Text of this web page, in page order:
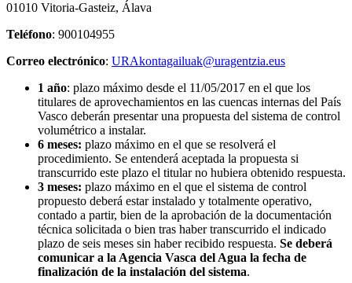
01010 Vitoria-Gasteiz, Álava
Teléfono: 900104955
Correo electrónico: URAkontagailuak@uragentzia.eus
1 año: plazo máximo desde el 11/05/2017 en el que los
titulares de aprovechamientos en las cuencas internas del País
Vasco deberán presentar una propuesta del sistema de control
volumétrico a instalar.
6 meses: plazo máximo en el que se resolverá el
procedimiento. Se entenderá aceptada la propuesta si
transcurrido este plazo el titular no hubiera obtenido respuesta.
3 meses: plazo máximo en el que el sistema de control
propuesto deberá estar instalado y totalmente operativo,
contado a partir, bien de la aprobación de la documentación
técnica solicitada o bien tras haber transcurrido el indicado
plazo de seis meses sin haber recibido respuesta. Se deberá
comunicar a la Agencia Vasca del Agua la fecha de
finalización de la instalación del sistema.